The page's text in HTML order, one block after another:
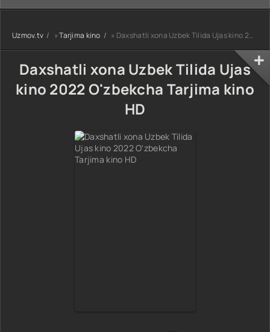
tarjima kino Full
HD tas-ix
Uzmov.tv »Tarjima kino » Daxshatli xona Uzbek Tilida Ujas kino 2022 O'zbekcha Tarjima kino HD
Daxshatli xona Uzbek Tilida Ujas
kino 2022 O'zbekcha Tarjima kino
HD